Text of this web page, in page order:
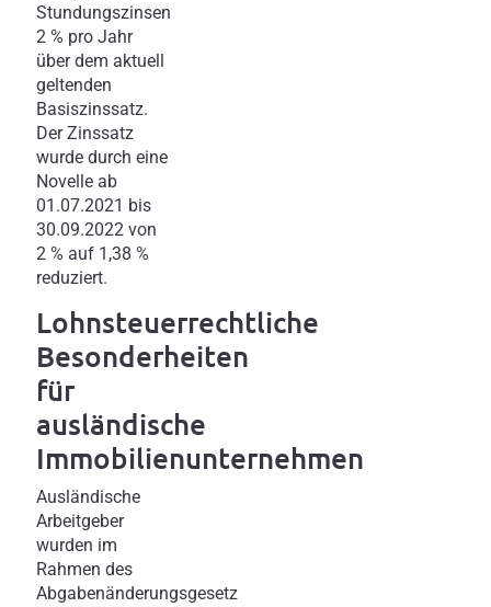
Stundungszinsen
2 % pro Jahr
über dem aktuell
geltenden
Basiszinssatz.
Der Zinssatz
wurde durch eine
Novelle ab
01.07.2021 bis
30.09.2022 von
2 % auf 1,38 %
reduziert.
Lohnsteuerrechtliche
Besonderheiten
für
ausländische
Immobilienunternehmen
Ausländische
Arbeitgeber
wurden im
Rahmen des
Abgabenänderungsgesetz